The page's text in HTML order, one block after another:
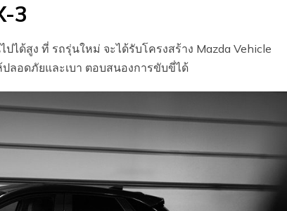
3
ได้สูง ที่ รถรุ่นใหม่ จะได้รับโครงสร้าง Mazda Vehicle
ลอดภัยและเบา ตอบสนองการขับขี่ได้